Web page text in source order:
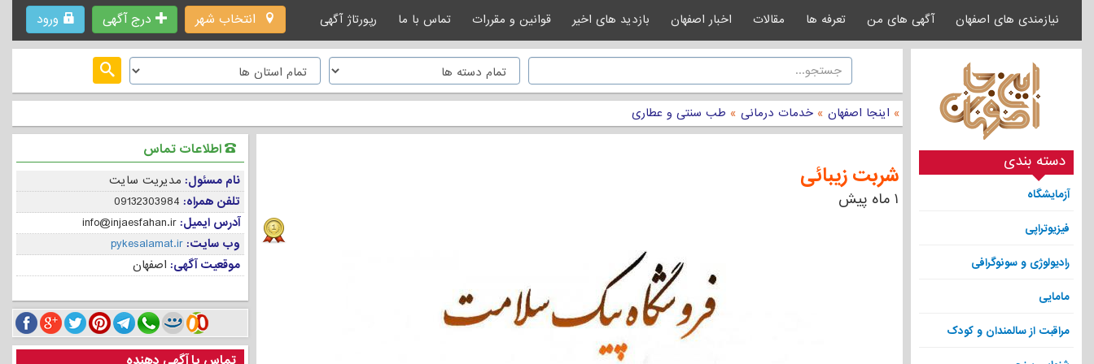
انتخاب شهر درج آگهی ورود نیازمندی های اصفهان آگهی های من تعرفه ها مقالات اخبار اصفهان بازدید های اخیر قوانین و مقررات تماس با ما رپورتاژ آگهی
دسته بندی
آزمایشگاه
فیزیوتراپی
رادیولوژی و سونوگرافی
مامایی
مراقبت از سالمندان و کودک
» اینجا اصفهان » خدمات درمانی » طب سنتی و عطاری
اطلاعات تماس
نام مسئول: مدیریت سایت
تلفن همراه: 09132303984
آدرس ایمیل:info@injaesfahan.ir
وب سایت:pykesalamat.ir
موقعیت آگهی: اصفهان
شربت زیبائی
۱ ماه پیش